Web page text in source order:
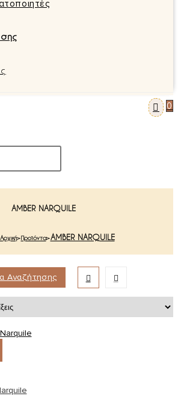
0
AMBER NARQUILE
Αρχική>Προϊόντα>AMBER NARQUILE
Αναζήτησης